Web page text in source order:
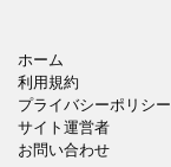
ホーム
利用規約
プライバシーポリシー
サイト運営者
お問い合わせ